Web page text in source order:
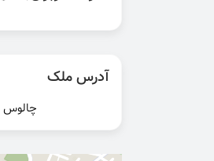
آدرس ملک
چالوس